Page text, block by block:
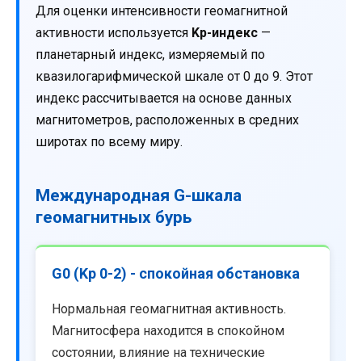
Для оценки интенсивности геомагнитной
активности используется Kp-индекс —
планетарный индекс, измеряемый по
квазилогарифмической шкале от 0 до 9. Этот
индекс рассчитывается на основе данных
магнитометров, расположенных в средних
широтах по всему миру.
Международная G-шкала
геомагнитных бурь
G0 (Kp 0-2) - спокойная обстановка
Нормальная геомагнитная активность.
Магнитосфера находится в спокойном
состоянии, влияние на технические